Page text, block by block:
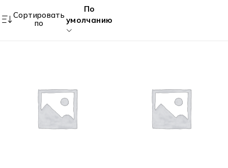
Сортировать
по
По
умолчанию